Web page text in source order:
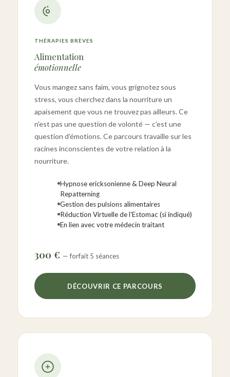
THÉRAPIES BRÈVES
Alimentation
émotionnelle
Vous mangez sans faim, vous grignotez sous
stress, vous cherchez dans la nourriture un
apaisement que vous ne trouvez pas ailleurs. Ce
n'est pas une question de volonté — c'est une
question d'émotions. Ce parcours travaille sur les
racines inconscientes de votre relation à la
nourriture.
Hypnose ericksonienne & Deep Neural
Repatterning
Gestion des pulsions alimentaires
Réduction Virtuelle de l'Estomac (si indiqué)
En lien avec votre médecin traitant
300 € — forfait 5 séances
DÉCOUVRIR CE PARCOURS